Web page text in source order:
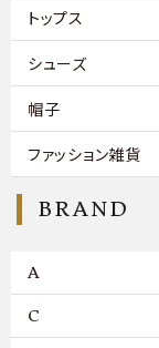
トップス
シューズ
帽子
ファッション雑貨
BRAND
A
C